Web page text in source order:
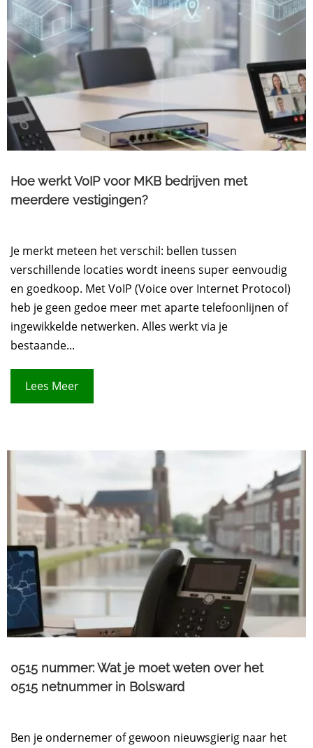
Hoe werkt VoIP voor MKB bedrijven met
meerdere vestigingen?
Je merkt meteen het verschil: bellen tussen
verschillende locaties wordt ineens super eenvoudig
en goedkoop. Met VoIP (Voice over Internet Protocol)
heb je geen gedoe meer met aparte telefoonlijnen of
ingewikkelde netwerken. Alles werkt via je
bestaande...
Lees Meer
0515 nummer: Wat je moet weten over het
0515 netnummer in Bolsward
Ben je ondernemer of gewoon nieuwsgierig naar het